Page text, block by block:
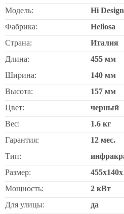
Модель:
Hi
Фабрика:
Heliosa
Страна:
Италия
Длина:
455 мм
Ширина:
140 мм
Высота:
157 мм
Цвет:
черный
Вес:
1.6 кг
Гарантия:
12 мес.
Тип:
Размер:
Мощность:
2 кВт
Для улицы:
да